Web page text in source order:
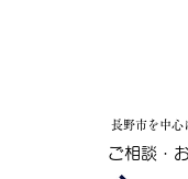
長野市を中心
ご相談・